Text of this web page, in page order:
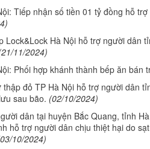
Tiếp nhận số tiền 01 tỷ đồng hỗ
Lock&Lock Hà Nội hỗ trợ người dân
11/2024)
Phối hợp khánh thành bếp ăn bán
thập đỏ TP Hà Nội hỗ trợ người dân
sau bão. (02/10/2024)
dân tại huyện Bắc Quang, tỉnh
hỗ trợ người dân chịu thiệt hại do
10/2024)